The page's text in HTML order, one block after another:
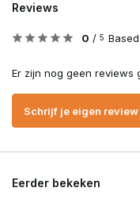
Reviews
0 / 5
Er zijn nog geen reviews
Schrijf je eigen review
Eerder bekeken